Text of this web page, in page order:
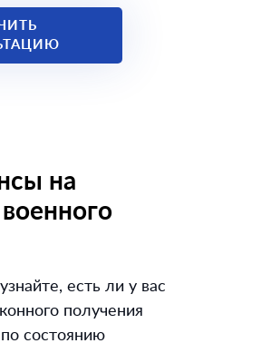
на
есть ли у вас
получения
состоянию